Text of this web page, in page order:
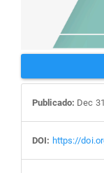
Publicado: Dec
DOI: https://